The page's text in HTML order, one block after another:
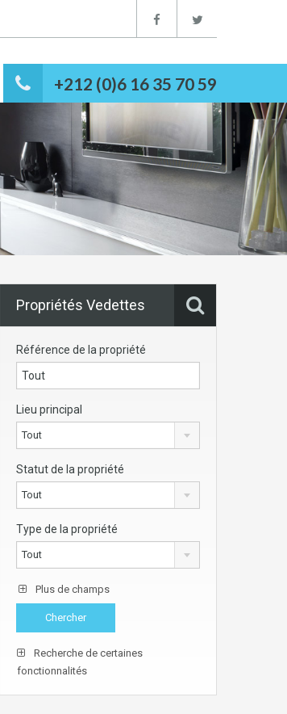
+212 (0)6 16 35 70 59
Propriétés Vedettes
Référence de la propriété
Lieu principal
Tout
Statut de la propriété
Tout
Type de la propriété
Tout
Plus de champs
Recherche de certaines
fonctionnalités